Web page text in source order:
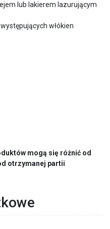
lub lakierem lazurującym
włókien
mogą się różnić od
otrzymanej partii